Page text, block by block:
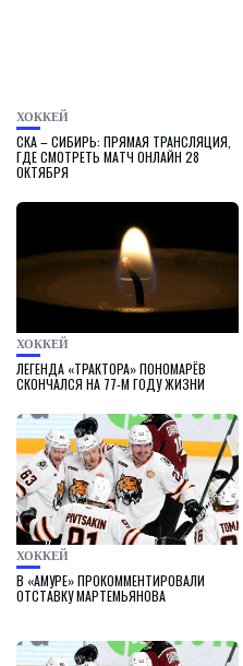
ХОККЕЙ
СКА – СИБИРЬ: ПРЯМАЯ ТРАНСЛЯЦИЯ,
ГДЕ СМОТРЕТЬ МАТЧ ОНЛАЙН 28
ОКТЯБРЯ
ХОККЕЙ
ЛЕГЕНДА «ТРАКТОРА» ПОНОМАРЁВ
СКОНЧАЛСЯ НА 77-М ГОДУ ЖИЗНИ
ХОККЕЙ
В «АМУРЕ» ПРОКОММЕНТИРОВАЛИ
ОТСТАВКУ МАРТЕМЬЯНОВА